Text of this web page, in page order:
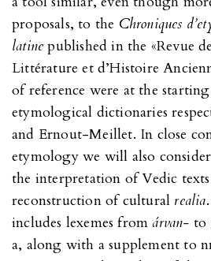
proposals, to the Chroniques
latine published in the «Revue
Littérature et d’Histoire
of reference were at the
etymological dictionaries
and Ernout-Meillet. In close
etymology we will also
the interpretation of Vedic
reconstruction of cultural realia
includes lexemes from árvan- to
a, along with a supplement to